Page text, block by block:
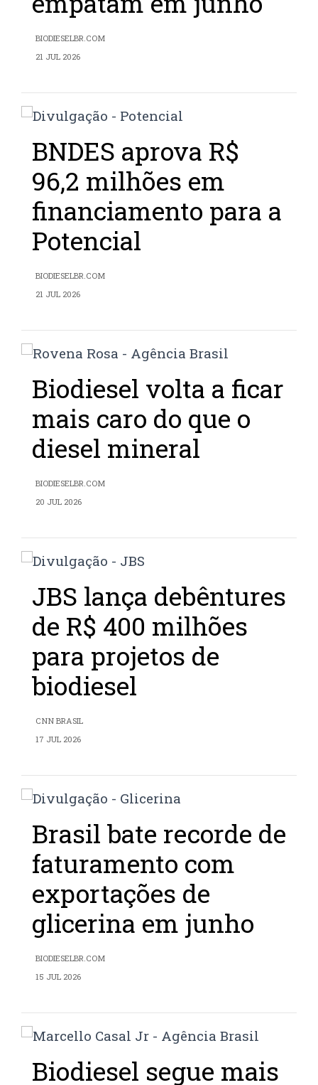
BIODIESELBR.COM
21 JUL 2026
BNDES aprova R$
96,2 milhões em
financiamento para a
Potencial
BIODIESELBR.COM
21 JUL 2026
Biodiesel volta a ficar
mais caro do que o
diesel mineral
BIODIESELBR.COM
20 JUL 2026
JBS lança debêntures
de R$ 400 milhões
para projetos de
biodiesel
CNN BRASIL
17 JUL 2026
Brasil bate recorde de
faturamento com
exportações de
glicerina em junho
BIODIESELBR.COM
15 JUL 2026
Biodiesel segue mais